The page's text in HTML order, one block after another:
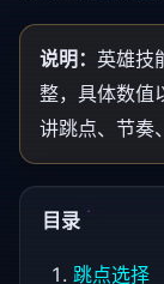
说明： 英雄技
整，具体数值
讲跳点、节奏
目录
跳点选择